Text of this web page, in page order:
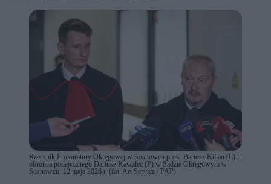
Rzecznik Prokuratury Okręgowej w Sosnowcu prok. Bartosz Kilian (L) i
obrońca podejrzanego Dariusz Kawalec (P) w Sądzie Okręgowym w
Sosnowcu. 12 maja 2026 r. (fot. Art Service / PAP)